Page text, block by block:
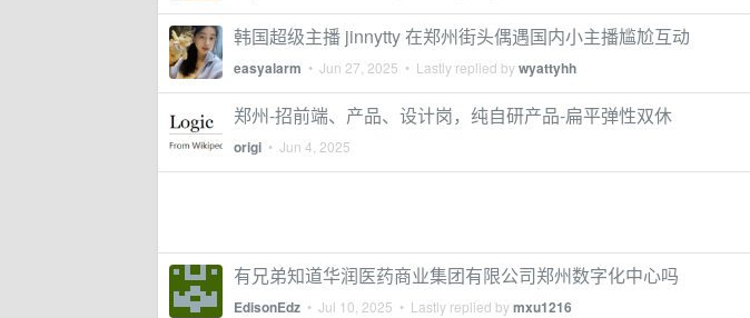
韩国超级主播 jinnytty 在郑州街头偶遇国内小主播尴尬互动
easyalarm • Jun 27, 2025 • Lastly replied bywyattyhh
郑州-招前端、产品、设计岗，纯自研产品-扁平弹性双休
origi • Jun 4, 2025
有兄弟知道华润医药商业集团有限公司郑州数字化中心吗
EdisonEdz • Jul 10, 2025 • Lastly replied bymxu1216